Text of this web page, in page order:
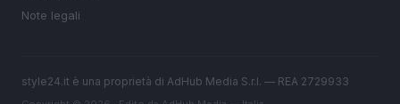
Note legali
style24.it è una proprietà di AdHub Media S.r.l. — REA 2729933